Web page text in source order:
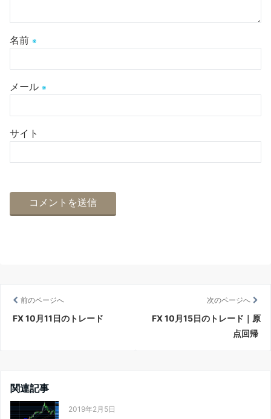
名前 ※
メール ※
サイト
前のページへ
FX 10月11日のトレード
次のページへ
FX 10月15日のトレード｜原
点回帰
関連記事
2019年2月5日